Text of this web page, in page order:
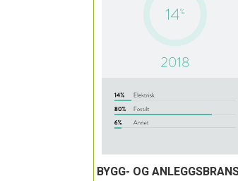
BYGG- OG